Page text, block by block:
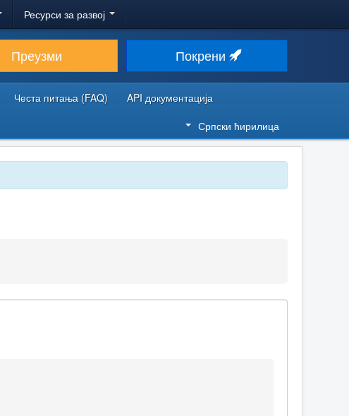
Ресурси за развој
Преузми Покрени
Честа питања (FAQ)
API документација
Српски ћирилица